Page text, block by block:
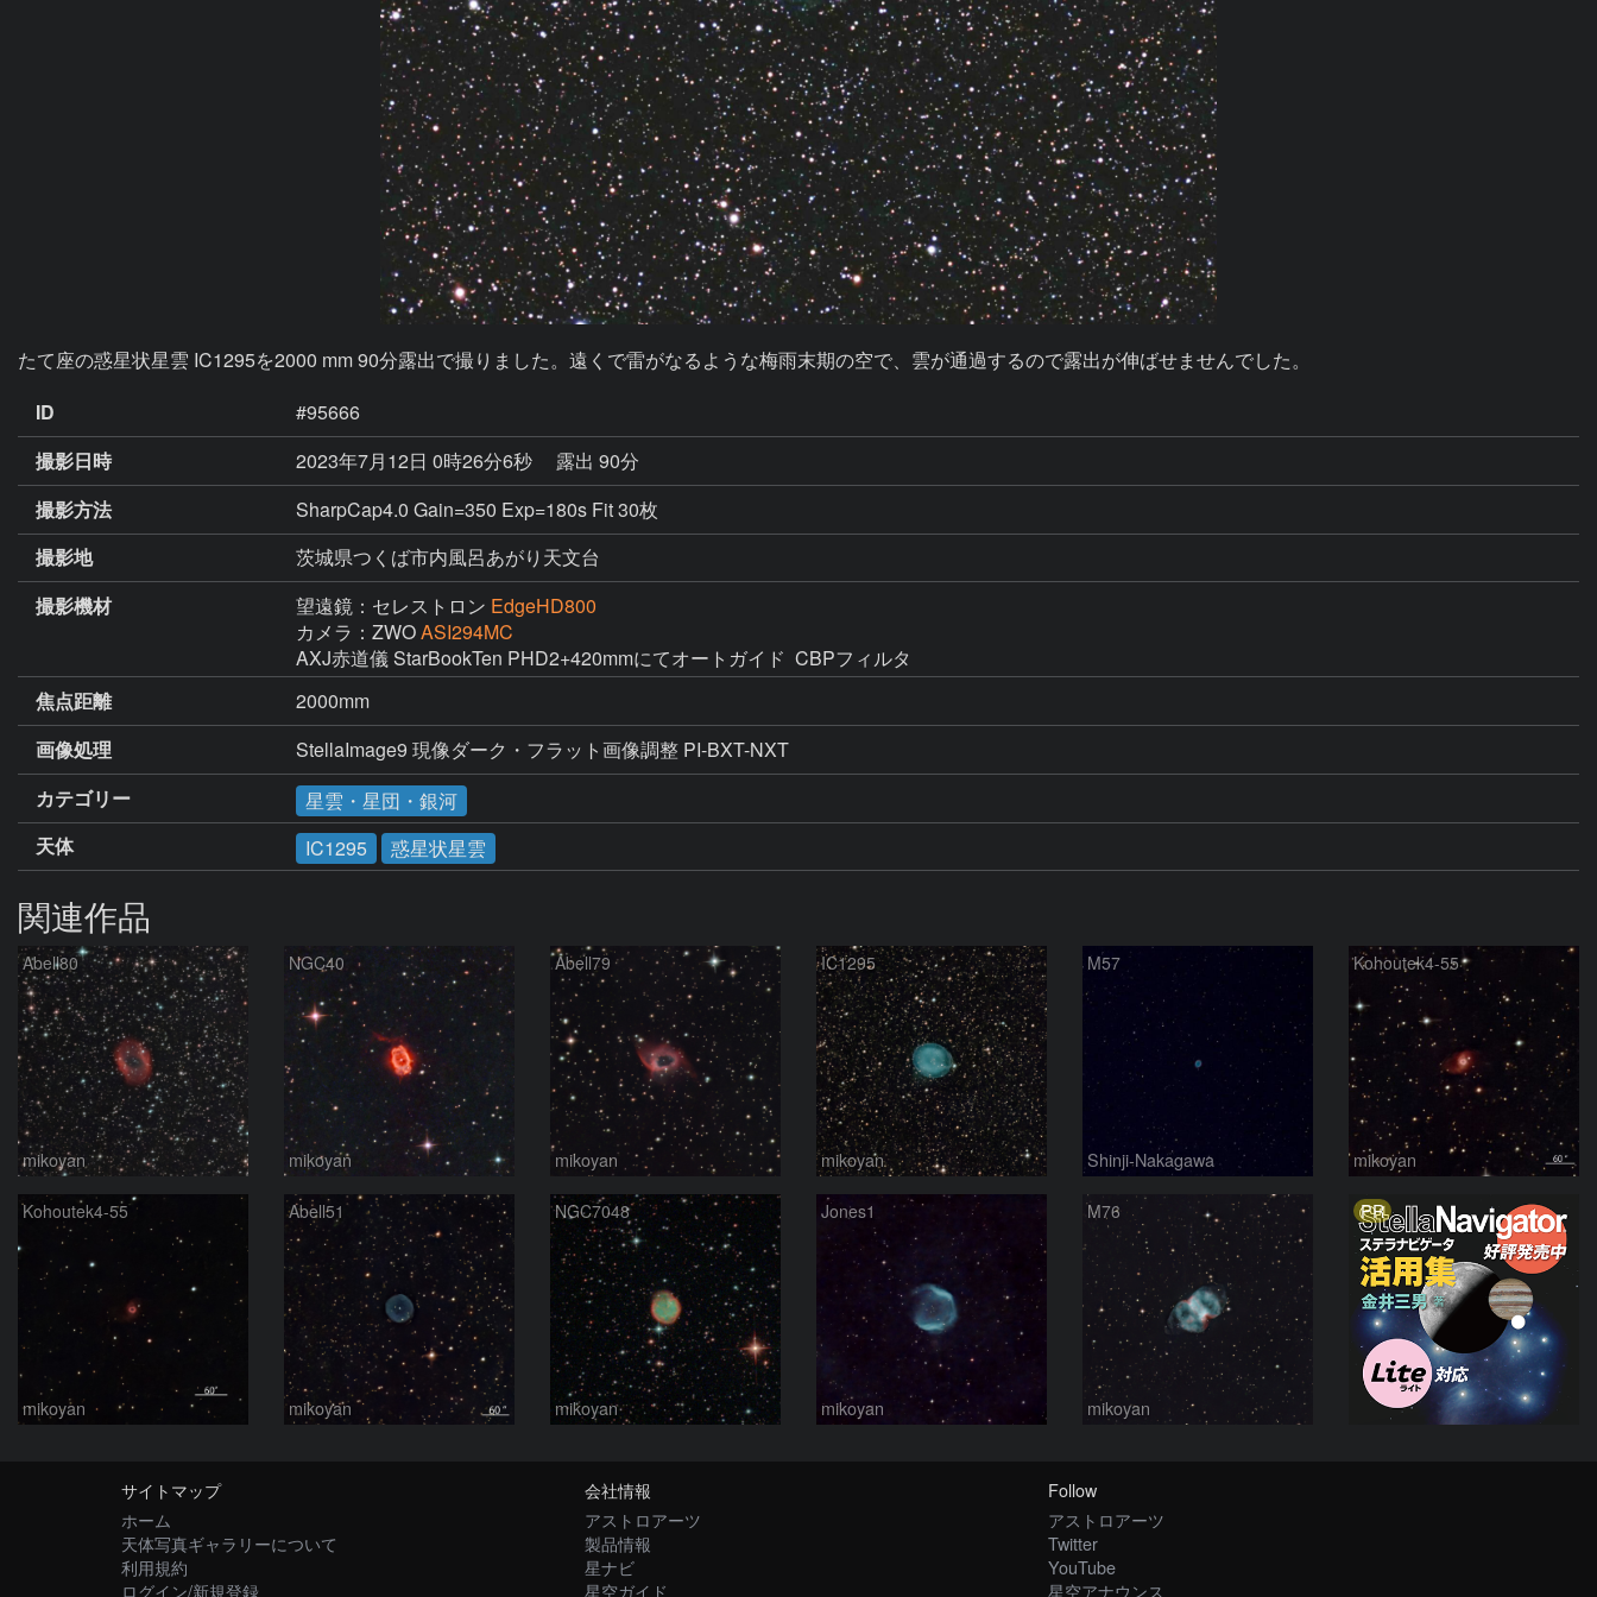
たて座の惑星状星雲 IC1295を2000 mm 90分露出で撮りました。遠くで雷がなるような梅雨末期の空で、雲が通過するので露出が伸ばせませんでした。
ID
#95666
撮影日時
2023年7月12日 0時26分6秒
露出 90分
撮影方法
SharpCap4.0 Gain=350 Exp=180s Fit 30枚
撮影地
茨城県つくば市内風呂あがり天文台
撮影機材
望遠鏡：セレストロン EdgeHD800
カメラ：ZWOASI294MC
AXJ赤道儀 StarBookTen PHD2+420mmにてオートガイド  CBPフィルタ
焦点距離
2000mm
画像処理
StellaImage9 現像ダーク・フラット画像調整 PI-BXT-NXT
カテゴリー
星雲・星団・銀河
天体
IC1295 惑星状星雲
関連作品
Abell80
mikoyan
NGC40
mikoyan
Abell79
mikoyan
IC1295
mikoyan
M57
Shinji-Nakagawa
Kohoutek4-55
mikoyan
Kohoutek4-55
mikoyan
Abell51
mikoyan
NGC7048
mikoyan
Jones1
mikoyan
M76
mikoyan
PR
サイトマップ
ホーム
天体写真ギャラリーについて
利用規約
ログイン/新規登録
会社情報
アストロアーツ
製品情報
星ナビ
星空ガイド
Follow
アストロアーツ
Twitter
YouTube
星空アナウンス